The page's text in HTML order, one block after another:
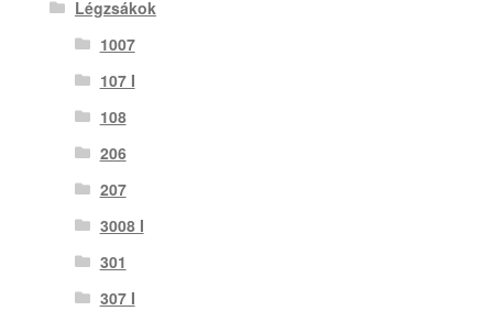
Légzsákok
1007
107 I
108
206
207
3008 I
301
307 I